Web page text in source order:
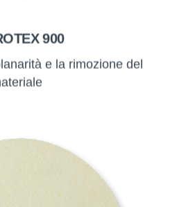
900
e la rimozione del